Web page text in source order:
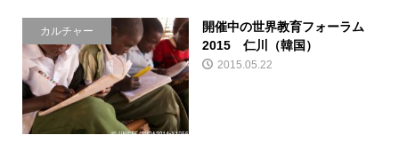
カルチャー
開催中の世界教育フォーラム
2015 仁川（韓国）
2015.05.22